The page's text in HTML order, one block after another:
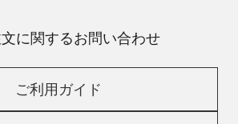
に関するお問い合わせ
ご利用ガイド